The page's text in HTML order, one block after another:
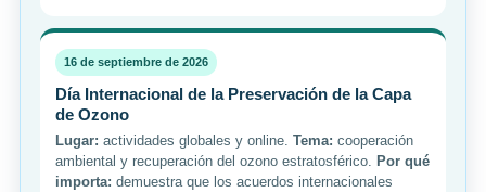
16 de septiembre de 2026
Día Internacional de la Preservación de la Capa
de Ozono
Lugar: actividades globales y online. Tema: cooperación
ambiental y recuperación del ozono estratosférico. Por qué
importa: demuestra que los acuerdos internacionales